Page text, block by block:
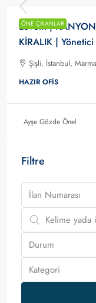
ÖNE ÇIKANLAR
Levent |
KİRALIK |
Şişli, İstanbul,
HAZIR OFIS
Ayşe Gözde Önel
Filtre
Durum
Kategori